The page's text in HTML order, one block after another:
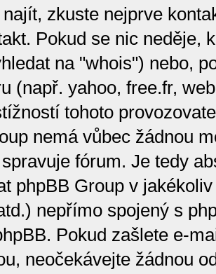
zkuste nejprve
Pokud se nic neděje,
na "whois") nebo,
(např. yahoo, free.fr,
tohoto
nemá vůbec žádnou
fórum. Je tedy
phpBB Group v
nepřímo spojený s
Pokud zašlete e-
neočekávejte žádnou